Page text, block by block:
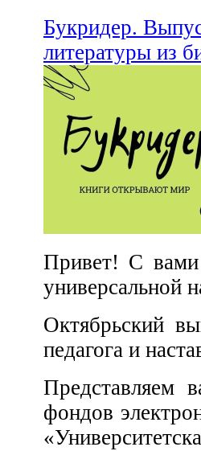
Букридер.
литературы из
Привет! С вами
универсальной
Октябрьский
педагога и
Представляем
фондов